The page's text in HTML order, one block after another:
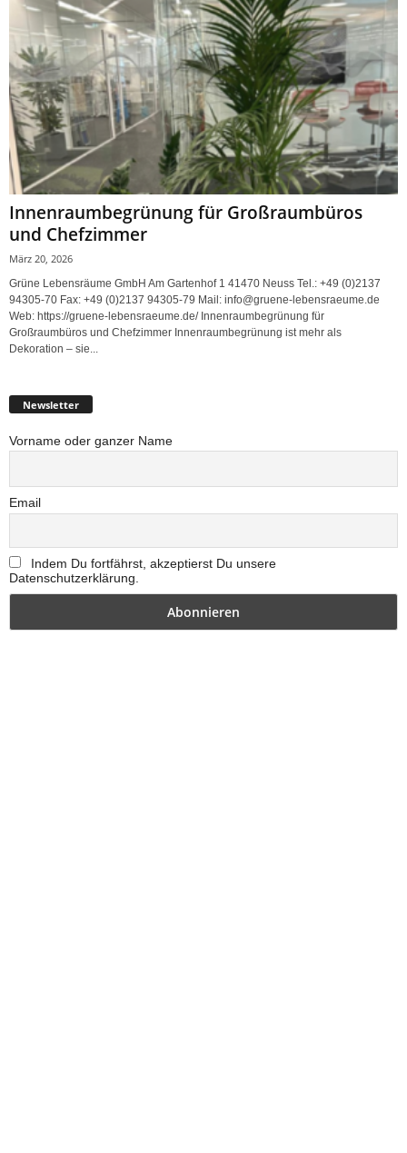
Innenraumbegrünung für Großraumbüros
und Chefzimmer
März 20, 2026
Grüne Lebensräume GmbH Am Gartenhof 1 41470 Neuss Tel.: +49 (0)2137
94305-70 Fax: +49 (0)2137 94305-79 Mail: info@gruene-lebensraeume.de
Web: https://gruene-lebensraeume.de/ Innenraumbegrünung für
Großraumbüros und Chefzimmer Innenraumbegrünung ist mehr als
Dekoration – sie...
Newsletter
Vorname oder ganzer Name
Email
Indem Du fortfährst, akzeptierst Du unsere
Datenschutzerklärung.